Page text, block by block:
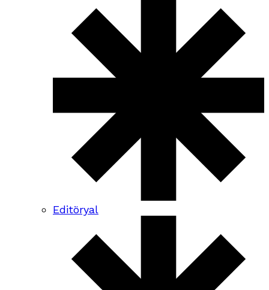
Editöryal